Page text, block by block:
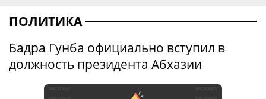
ПОЛИТИКА
Бадра Гунба официально вступил в
должность президента Абхазии